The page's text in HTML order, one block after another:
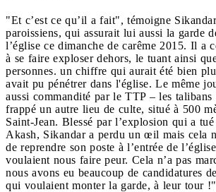
"Et c’est ce qu’il a fait", témoigne
paroissiens, qui assurait lui aussi la garde
l’église ce dimanche de carême 2015. Il a
à se faire exploser dehors, le tuant ainsi
personnes. un chiffre qui aurait été bien
avait pu pénétrer dans l'église. Le même
aussi commandité par le TTP – les
frappé un autre lieu de culte, situé à 500
Saint-Jean. Blessé par l’explosion qui a tué
Akash, Sikandar a perdu un œil mais cela
de reprendre son poste à l’entrée de
voulaient nous faire peur. Cela n’a pas
nous avons eu beaucoup de candidatures
qui voulaient monter la garde, à leur tour !"